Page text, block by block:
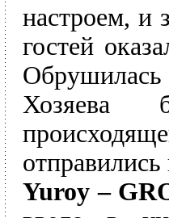
настроем, и
гостей
Обрушилась
Хозяева
отправились
Yuroy –